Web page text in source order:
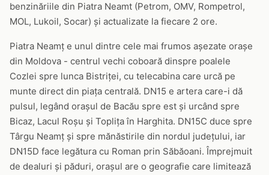
benzinăriile din Piatra Neamt (Petrom, OMV, Rompetrol,
MOL, Lukoil, Socar) și actualizate la fiecare 2 ore.
Piatra Neamț e unul dintre cele mai frumos așezate orașe
din Moldova - centrul vechi coboară dinspre poalele
Cozlei spre lunca Bistriței, cu telecabina care urcă pe
munte direct din piața centrală. DN15 e artera care-i dă
pulsul, legând orașul de Bacău spre est și urcând spre
Bicaz, Lacul Roșu și Toplița în Harghita. DN15C duce spre
Târgu Neamț și spre mănăstirile din nordul județului, iar
DN15D face legătura cu Roman prin Săbăoani. Împrejmuit
de dealuri și păduri, orașul are o geografie care limitează